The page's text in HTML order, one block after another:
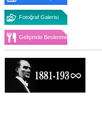
Fotoğraf Galerisi
Gelişimde Beslenme